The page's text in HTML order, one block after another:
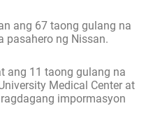
ang 67 taong gulang na
pasahero ng Nissan.
ang 11 taong gulang na
Medical Center at
impormasyon